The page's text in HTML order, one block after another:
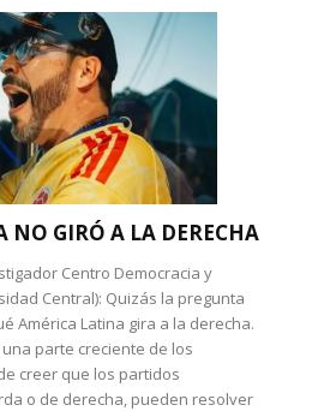
NO GIRÓ A LA DERECHA
Centro Democracia y
Central): Quizás la pregunta
América Latina gira a la derecha.
parte creciente de los
creer que los partidos
o de derecha, pueden resolver